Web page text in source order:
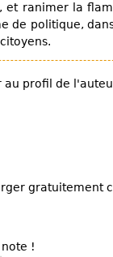
et ranimer la
de politique,
au profil de
gratuitement
!